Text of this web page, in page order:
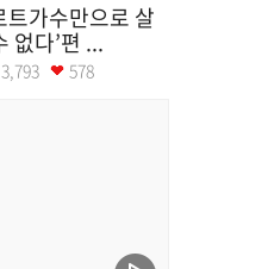
트가수만으로 살
없다’편 ...
3,793 578